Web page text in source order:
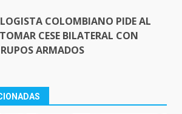
COLOMBIANO PIDE AL
CESE BILATERAL CON
ARMADOS